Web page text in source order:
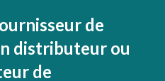
de
distributeur ou
de